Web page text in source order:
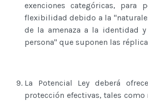
exenciones categóricas, para
flexibilidad debido a la
de la amenaza a la identidad
persona" que suponen las
La Potencial Ley deberá
protección efectivas, tales